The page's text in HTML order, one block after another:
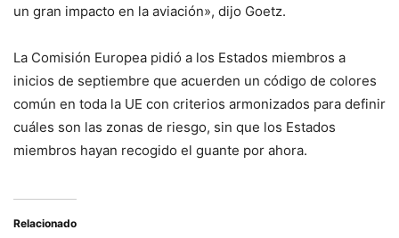
un gran impacto en la aviación», dijo Goetz.
La Comisión Europea pidió a los Estados miembros a
inicios de septiembre que acuerden un código de colores
común en toda la UE con criterios armonizados para definir
cuáles son las zonas de riesgo, sin que los Estados
miembros hayan recogido el guante por ahora.
Relacionado